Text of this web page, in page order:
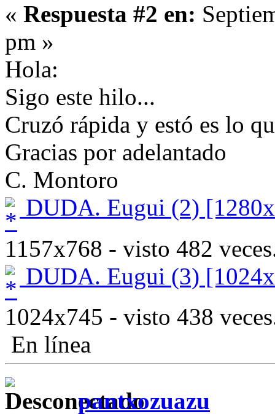
« Respuesta #2 en:
pm »
Hola:
Sigo este hilo...
Cruzó rápida y estó es lo
Gracias por adelantado
C. Montoro
DUDA. Eugui (2)
1157x768 - visto 482
DUDA. Eugui (3)
1024x745 - visto 438
En línea
pantxozuazu